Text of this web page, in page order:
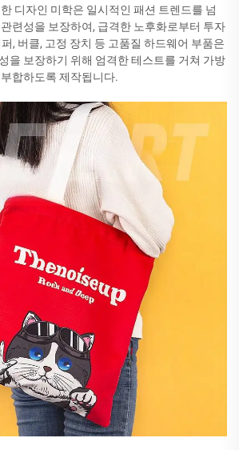
디자인 미학은 일시적인 패션 트렌드를 넘
련성을 보장하여, 급격한 노후화로부터 투자
, 버클, 고정 장치 등 고품질 하드웨어 부품은
을 보장하기 위해 엄격한 테스트를 거쳐 가방
합하도록 제작됩니다.